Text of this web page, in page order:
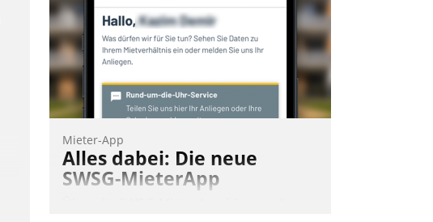
Mieter-App
Alles dabei: Die neue
SWSG-MieterApp